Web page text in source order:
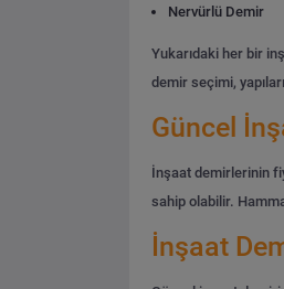
Nervürlü Demir
Yukarıdaki her bir
demir seçimi,
Güncel
İnşaat demirlerinin
sahip olabilir.
İnşaat